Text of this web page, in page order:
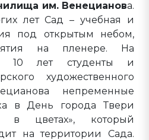
им. Венецианова.
лет Сад – учебная и
под открытым небом,
на пленере. На
10 лет студенты и
художественного
непременные
в День города Твери
в цветах», который
на территории Сада.